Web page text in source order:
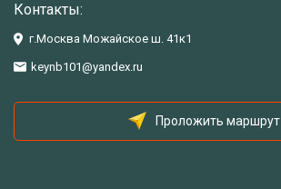
Контакты:
г.Москва Можайское ш. 41к1
keynb101@yandex.ru
Проложить маршрут